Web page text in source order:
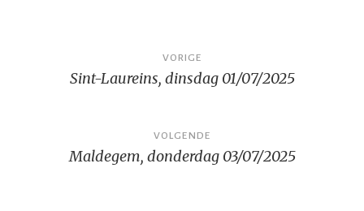
navigatie
VORIGE
Sint-Laureins, dinsdag 01/07/2025
VOLGENDE
Maldegem, donderdag 03/07/2025